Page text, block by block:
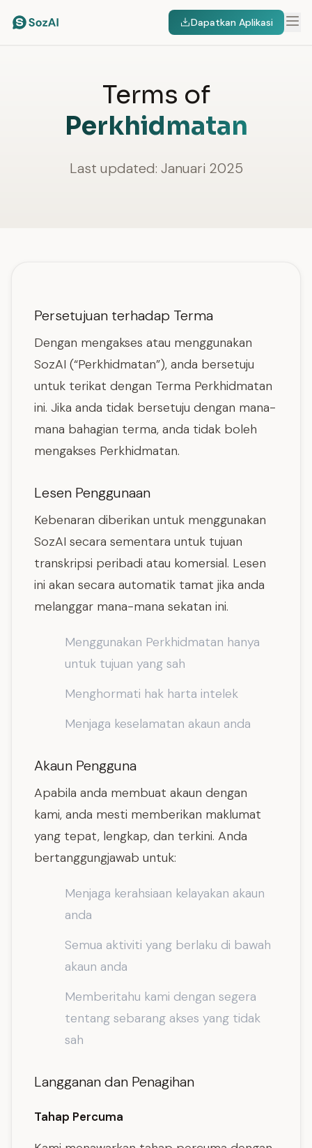
Dapatkan Aplikasi
Terms of
Perkhidmatan
Last updated: Januari 2025
Persetujuan terhadap Terma
Dengan mengakses atau menggunakan
SozAI (“Perkhidmatan”), anda bersetuju
untuk terikat dengan Terma Perkhidmatan
ini. Jika anda tidak bersetuju dengan mana-
mana bahagian terma, anda tidak boleh
mengakses Perkhidmatan.
Lesen Penggunaan
Kebenaran diberikan untuk menggunakan
SozAI secara sementara untuk tujuan
transkripsi peribadi atau komersial. Lesen
ini akan secara automatik tamat jika anda
melanggar mana-mana sekatan ini.
Menggunakan Perkhidmatan hanya
untuk tujuan yang sah
Menghormati hak harta intelek
Menjaga keselamatan akaun anda
Akaun Pengguna
Apabila anda membuat akaun dengan
kami, anda mesti memberikan maklumat
yang tepat, lengkap, dan terkini. Anda
bertanggungjawab untuk:
Menjaga kerahsiaan kelayakan akaun
anda
Semua aktiviti yang berlaku di bawah
akaun anda
Memberitahu kami dengan segera
tentang sebarang akses yang tidak
sah
Langganan dan Penagihan
Tahap Percuma